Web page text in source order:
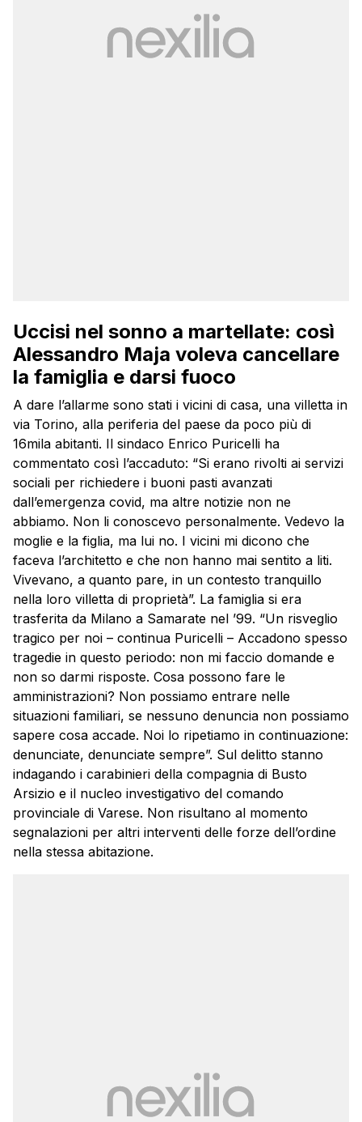
Uccisi nel sonno a martellate: così
Alessandro Maja voleva cancellare
la famiglia e darsi fuoco
A dare l’allarme sono stati i vicini di casa, una villetta in
via Torino, alla periferia del paese da poco più di
16mila abitanti. Il sindaco Enrico Puricelli ha
commentato così l’accaduto: “Si erano rivolti ai servizi
sociali per richiedere i buoni pasti avanzati
dall’emergenza covid, ma altre notizie non ne
abbiamo. Non li conoscevo personalmente. Vedevo la
moglie e la figlia, ma lui no. I vicini mi dicono che
faceva l’architetto e che non hanno mai sentito a liti.
Vivevano, a quanto pare, in un contesto tranquillo
nella loro villetta di proprietà”. La famiglia si era
trasferita da Milano a Samarate nel ’99. “Un risveglio
tragico per noi – continua Puricelli – Accadono spesso
tragedie in questo periodo: non mi faccio domande e
non so darmi risposte. Cosa possono fare le
amministrazioni? Non possiamo entrare nelle
situazioni familiari, se nessuno denuncia non possiamo
sapere cosa accade. Noi lo ripetiamo in continuazione:
denunciate, denunciate sempre”. Sul delitto stanno
indagando i carabinieri della compagnia di Busto
Arsizio e il nucleo investigativo del comando
provinciale di Varese. Non risultano al momento
segnalazioni per altri interventi delle forze dell’ordine
nella stessa abitazione.